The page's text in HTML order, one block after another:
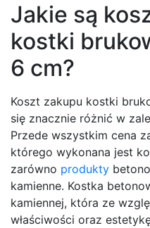
Jakie są
kostki
6 cm?
Koszt zakupu kostki
się znacznie różnić w
Przede wszystkim cena
którego wykonana jest
zarówno produkty
kamienne. Kostka
kamiennej, która ze
właściwości oraz